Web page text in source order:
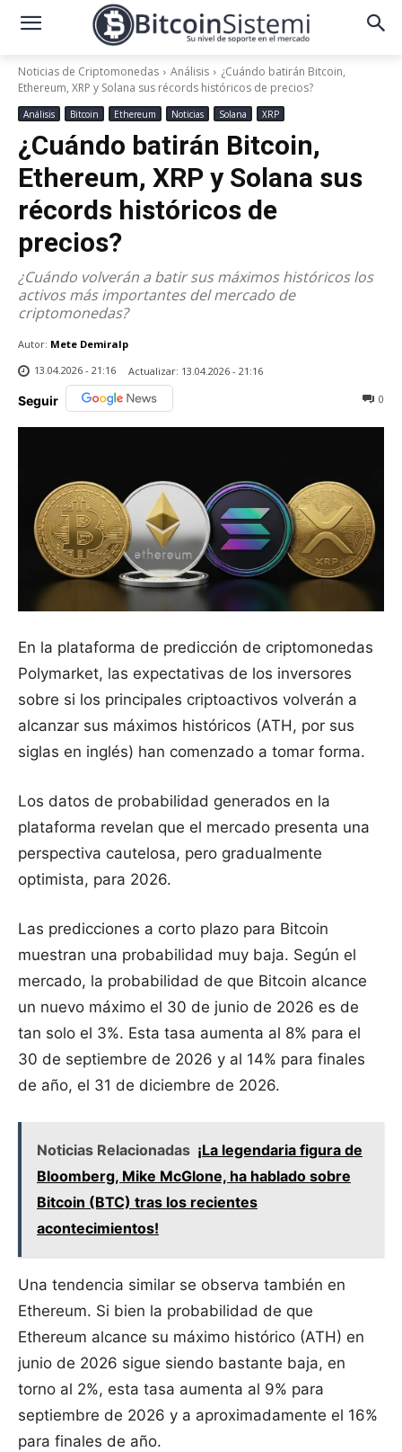
Noticias de Criptomonedas Análisis
¿Cuándo batirán Bitcoin,
Ethereum, XRP y Solana sus récords históricos de precios?
Análisis Bitcoin Ethereum Noticias Solana XRP
¿Cuándo batirán Bitcoin,
Ethereum, XRP y Solana sus
récords históricos de
precios?
¿Cuándo volverán a batir sus máximos históricos los
activos más importantes del mercado de
criptomonedas?
Autor: Mete Demiralp
13.04.2026 - 21:16
Actualizar: 13.04.2026 - 21:16
Seguir 0
En la plataforma de predicción de criptomonedas
Polymarket, las expectativas de los inversores
sobre si los principales criptoactivos volverán a
alcanzar sus máximos históricos (ATH, por sus
siglas en inglés) han comenzado a tomar forma.
Los datos de probabilidad generados en la
plataforma revelan que el mercado presenta una
perspectiva cautelosa, pero gradualmente
optimista, para 2026.
Las predicciones a corto plazo para Bitcoin
muestran una probabilidad muy baja. Según el
mercado, la probabilidad de que Bitcoin alcance
un nuevo máximo el 30 de junio de 2026 es de
tan solo el 3%. Esta tasa aumenta al 8% para el
30 de septiembre de 2026 y al 14% para finales
de año, el 31 de diciembre de 2026.
Noticias Relacionadas ¡La legendaria figura de
Bloomberg, Mike McGlone, ha hablado sobre
Bitcoin (BTC) tras los recientes
acontecimientos!
Una tendencia similar se observa también en
Ethereum. Si bien la probabilidad de que
Ethereum alcance su máximo histórico (ATH) en
junio de 2026 sigue siendo bastante baja, en
torno al 2%, esta tasa aumenta al 9% para
septiembre de 2026 y a aproximadamente el 16%
para finales de año.